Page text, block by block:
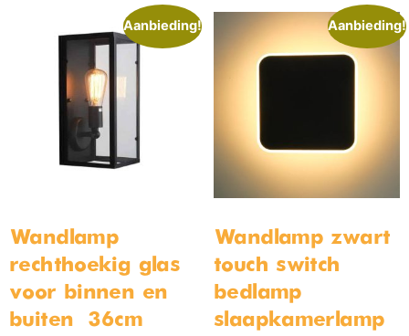
Aanbieding!
Wandlamp
rechthoekig glas
voor binnen en
buiten – 36cm
Aanbieding!
Wandlamp zwart
touch switch –
bedlamp –
slaapkamerlamp –